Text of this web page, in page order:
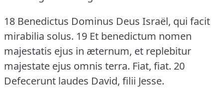
18 Benedictus Dominus Deus Israël, qui facit
mirabilia solus. 19 Et benedictum nomen
majestatis ejus in æternum, et replebitur
majestate ejus omnis terra. Fiat, fiat. 20
Defecerunt laudes David, filii Jesse.